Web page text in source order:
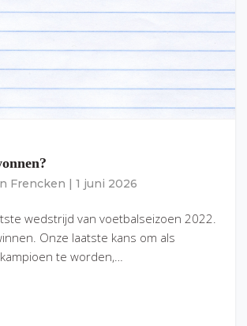
Frencken 1 juni 2026
wedstrijd van voetbalseizoen 2022.
Onze laatste kans om als
te worden,…